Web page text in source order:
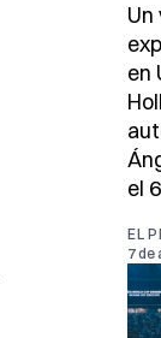
en
el
EL
7 de